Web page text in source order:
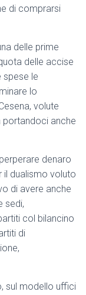
di comprarsi
delle prime
delle accise
spese le
lo
volute
anche
denaro
il dualismo voluto
di avere anche
sedi,
col bilancino
di
sul modello uffici